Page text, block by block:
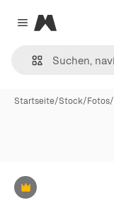
Close menu
Magnific
Startseite/Stock/Fotos/
Premium